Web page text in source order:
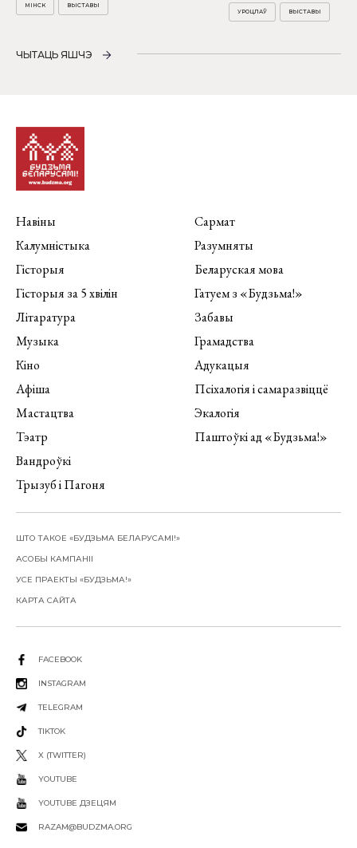
МІНСК ВЫСТАВЫ
УРОЦЛАЎ ВЫСТАВЫ
ЧЫТАЦЬ ЯШЧЭ
Навіны
Калумністыка
Гісторыя
Гісторыя за 5 хвілін
Літаратура
Музыка
Кіно
Афіша
Мастацтва
Тэатр
Вандроўкі
Трызуб і Пагоня
Сармат
Разумняты
Беларуская мова
Гатуем з «Будзьма!»
Забавы
Грамадства
Адукацыя
Псіхалогія і самаразвіццё
Экалогія
Паштоўкі ад «Будзьма!»
ШТО ТАКОЕ «БУДЗЬМА БЕЛАРУСАМІ!»
АСОБЫ КАМПАНІІ
УСЕ ПРАЕКТЫ «БУДЗЬМА!»
КАРТА САЙТА
FACEBOOK
INSTAGRAM
TELEGRAM
TIKTOK
X (TWITTER)
YOUTUBE
YOUTUBE ДЗЕЦЯМ
RAZAM@BUDZMA.ORG